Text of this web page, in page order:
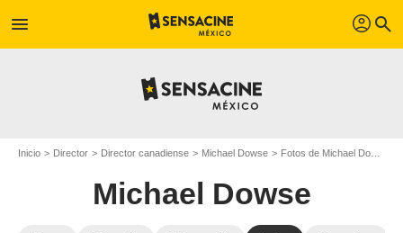
menu profil search
Inicio Director Director canadiense Michael Dowse Fotos de Michael Dowse
Michael Dowse